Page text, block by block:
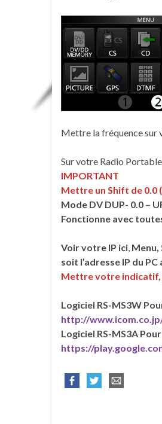
Mettre la fréquence sur
Sur votre Radio
IMPORTANT
Mettre un Shift de 0.0
Mode DV DUP- 0.0 –
Fonctionne avec
Voir votre IP ici, Menu,
soit l’adresse IP du
Mettre votre indicatif,
Logiciel RS-MS3W
http://
Logiciel RS-MS3A
https://